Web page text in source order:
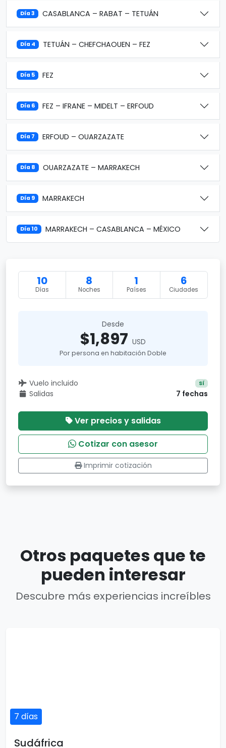
Día 3 CASABLANCA – RABAT – TETUÁN
Día 4 TETUÁN – CHEFCHAOUEN – FEZ
Día 5 FEZ
Día 6 FEZ – IFRANE – MIDELT – ERFOUD
Día 7 ERFOUD – OUARZAZATE
Día 8 OUARZAZATE – MARRAKECH
Día 9 MARRAKECH
Día 10 MARRAKECH – CASABLANCA – MÉXICO
10
Días
8
Noches
1
Países
6
Ciudades
Desde
$1,897 USD
Por persona en habitación Doble
Vuelo incluido Sí
Salidas 7 fechas
Ver precios y salidas
Cotizar con asesor
Imprimir cotización
Otros paquetes que te
pueden interesar
Descubre más experiencias increíbles
7 días
Sudáfrica